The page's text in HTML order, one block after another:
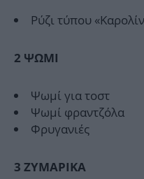
Ρύζι τύπου
2 ΨΩΜΙ
Ψωμί για τοστ
Ψωμί φραντζόλα
Φρυγανιές
3 ΖΥΜΑΡΙΚΑ